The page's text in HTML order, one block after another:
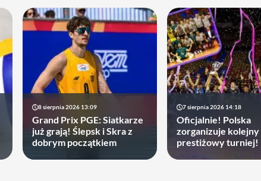
8 sierpnia 2026 13:09
Grand Prix PGE: Siatkarze
już grają! Ślepsk i Skra z
dobrym początkiem
7 sierpnia 2026 14:18
Oficjalnie! Polska
zorganizuje kolejny
prestiżowy turniej!